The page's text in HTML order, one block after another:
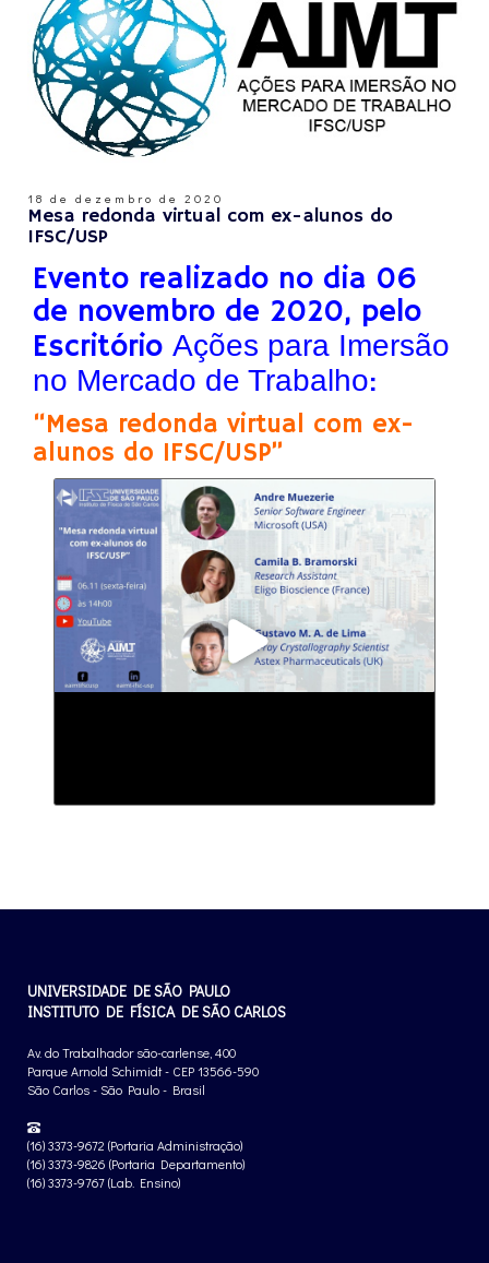
18 de dezembro de 2020
Mesa redonda virtual com ex-alunos do
IFSC/USP
Evento realizado no dia 06
de novembro de 2020, pelo
Escritório Ações para Imersão
no Mercado de Trabalho:
“Mesa redonda virtual com ex-
alunos do IFSC/USP”
UNIVERSIDADE DE SÃO PAULO
INSTITUTO DE FÍSICA DE SÃO CARLOS
Av. do Trabalhador são-carlense, 400
Parque Arnold Schimidt - CEP 13566-590
São Carlos - São Paulo - Brasil
(16) 3373-9672 (Portaria Administração)
(16) 3373-9826 (Portaria Departamento)
(16) 3373-9767 (Lab. Ensino)